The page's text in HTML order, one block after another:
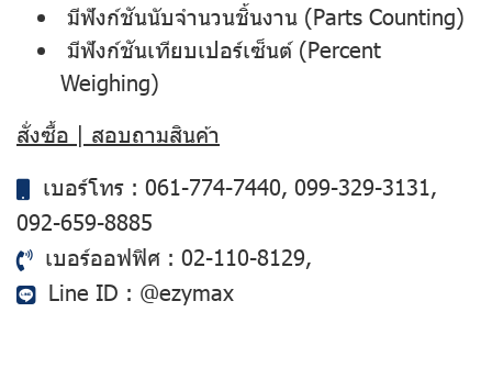
มีฟังก์ชันนับจำนวนชิ้นงาน (Parts Counting)
มีฟังก์ชันเทียบเปอร์เซ็นต์ (Percent
Weighing)
สั่งซื้อ | สอบถามสินค้า
เบอร์โทร : 061-774-7440, 099-329-3131 ,
092-659-8885
เบอร์ออฟฟิศ : 02-110-8129,
Line ID : @ezymax